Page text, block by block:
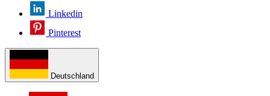
Linkedin
Pinterest
Deutschland